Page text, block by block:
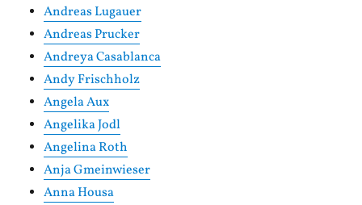
Andreas Lugauer
Andreas Prucker
Andreya Casablanca
Andy Frischholz
Angela Aux
Angelika Jodl
Angelina Roth
Anja Gmeinwieser
Anna Housa